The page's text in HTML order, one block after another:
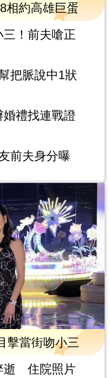
相約高雄巨蛋
！前夫嗆正
把脈說中1狀
禮找連戰證
前夫身分曝
當街吻小三
逝 住院照片